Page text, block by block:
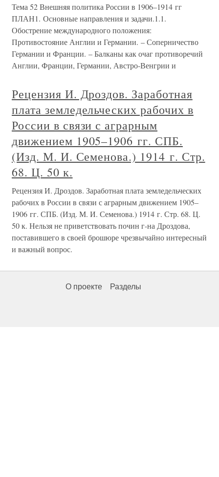
Тема 52 Внешняя политика России в 1906–1914 гг
ПЛАН1. Основные направления и задачи.1.1.
Обострение международного положения:
Противостояние Англии и Германии. – Соперничество
Германии и Франции. – Балканы как очаг противоречий
Англии, Франции, Германии, Австро-Венгрии и
Рецензия И. Дроздов. Заработная
плата земледельческих рабочих в
России в связи с аграрным
движением 1905–1906 гг. СПБ.
(Изд. М. И. Семенова.) 1914 г. Стр.
68. Ц. 50 к.
Рецензия И. Дроздов. Заработная плата земледельческих
рабочих в России в связи с аграрным движением 1905–
1906 гг. СПБ. (Изд. М. И. Семенова.) 1914 г. Стр. 68. Ц.
50 к. Нельзя не приветствовать почин г-на Дроздова,
поставившего в своей брошюре чрезвычайно интересный
и важный вопрос.
О проекте Разделы